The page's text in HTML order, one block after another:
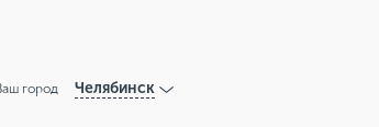
город Челябинск